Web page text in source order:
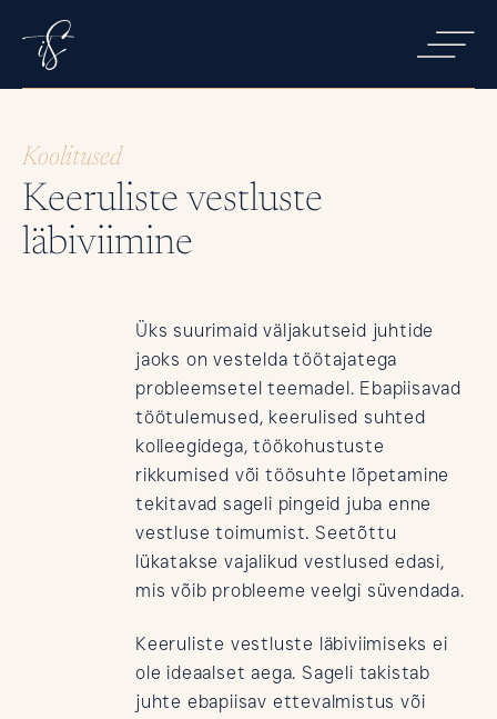
Teenused
Ettevõttest
Kontakt
Koolitused
Keeruliste vestluste
läbiviimine
Üks suurimaid väljakutseid juhtide
jaoks on vestelda töötajatega
probleemsetel teemadel. Ebapiisavad
töötulemused, keerulised suhted
kolleegidega, töökohustuste
rikkumised või töösuhte lõpetamine
tekitavad sageli pingeid juba enne
vestluse toimumist. Seetõttu
lükatakse vajalikud vestlused edasi,
mis võib probleeme veelgi süvendada.
Keeruliste vestluste läbiviimiseks ei
ole ideaalset aega. Sageli takistab
juhte ebapiisav ettevalmistus või